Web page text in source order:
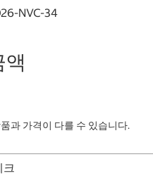
NVC-34
과 가격이 다를 수 있습니다.